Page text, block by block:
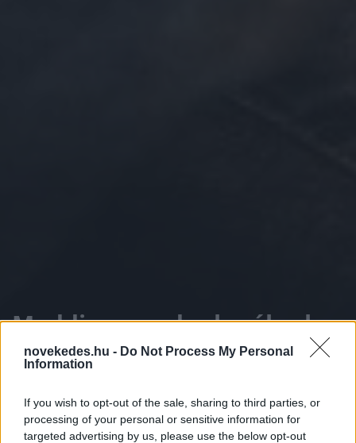
novekedes.hu - Do Not Process My Personal
Information
If you wish to opt-out of the sale, sharing to third parties, or
processing of your personal or sensitive information for
targeted advertising by us, please use the below opt-out
Meddig maradnak nálunk
az ázsiai munkavállalók?